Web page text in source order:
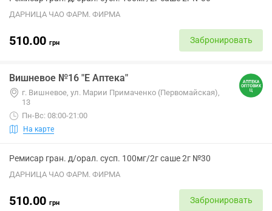
ДАРНИЦА ЧАО ФАРМ. ФИРМА
510.00 грн Забронировать
Вишневое №16 "Е Аптека"
г. Вишневое, ул. Марии Примаченко (Первомайская),
13
Пн-Вс: 08:00-21:00
На карте
Ремисар гран. д/орал. сусп. 100мг/2г саше 2г №30
ДАРНИЦА ЧАО ФАРМ. ФИРМА
510.00 грн Забронировать